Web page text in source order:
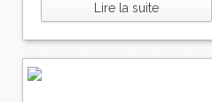
Lire la suite